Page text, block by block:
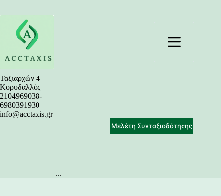
περιεχόμενο
Ταξιαρχών 4
Κορυδαλλός
2104969038-
6980391930
info@acctaxis.gr
...
Μελέτη Συνταξιοδότησης